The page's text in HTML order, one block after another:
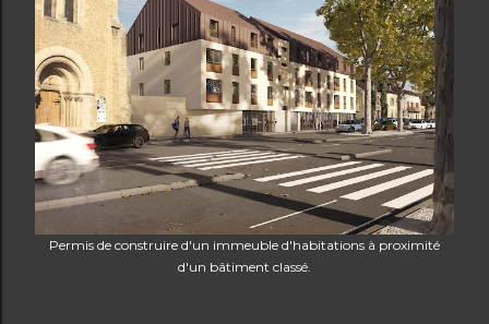
Permis de construire d'un immeuble d'habitations à proximité
d'un bâtiment classé.